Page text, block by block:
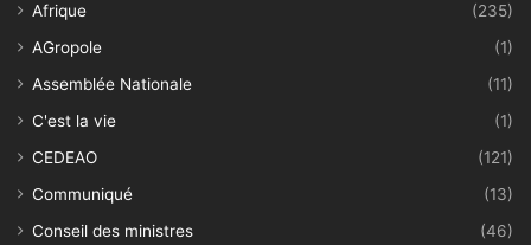
Afrique
(235)
AGropole
(1)
Assemblée Nationale
(11)
C'est la vie
(1)
CEDEAO
(121)
Communiqué
(13)
Conseil des ministres
(46)